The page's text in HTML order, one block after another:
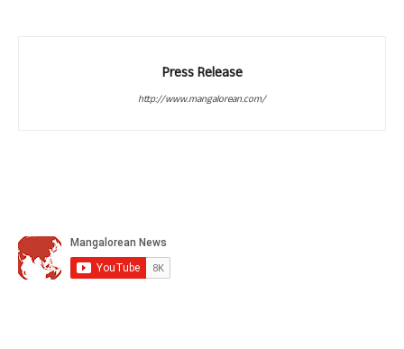
Press Release
http://www.mangalorean.com/